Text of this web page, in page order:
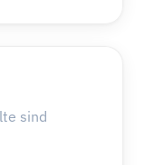
sind